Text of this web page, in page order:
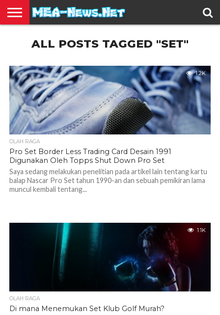
TERBARU
EDUKASI
HIBURAN
INSPIRASI
KESEHATAN
KULINER
OLAH
RAGA
OTOMOTIF
TRAVEL
JUAL
BELIALL POSTS TAGGED "SET"
1.2K
OLAH RAGA
Pro Set Border Less Trading Card Desain 1991
Digunakan Oleh Topps Shut Down Pro Set
Saya sedang melakukan penelitian pada artikel lain tentang kartu
balap Nascar Pro Set tahun 1990-an dan sebuah pemikiran lama
muncul kembali tentang...
1.1K
OLAH RAGA
Di mana Menemukan Set Klub Golf Murah?